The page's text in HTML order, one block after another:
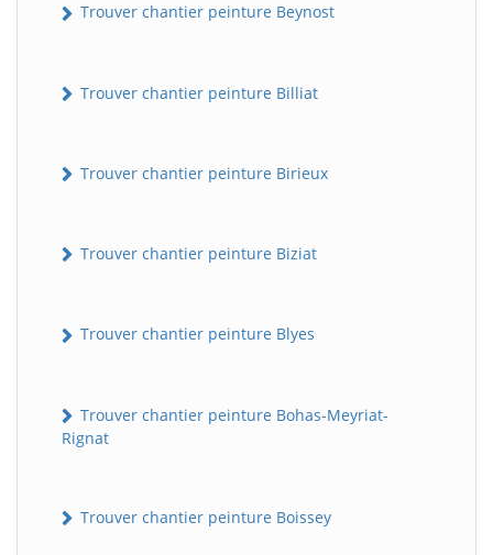
Trouver chantier peinture Beynost
Trouver chantier peinture Billiat
Trouver chantier peinture Birieux
Trouver chantier peinture Biziat
Trouver chantier peinture Blyes
Trouver chantier peinture Bohas-Meyriat-
Rignat
Trouver chantier peinture Boissey